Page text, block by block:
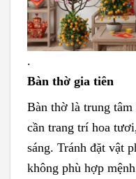
.
Bàn thờ gia tiên
Bàn thờ là trung
cần trang trí hoa
sáng. Tránh đặt vật
không phù hợp